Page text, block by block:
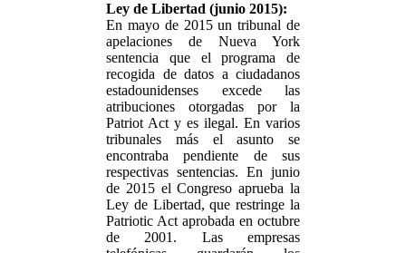
Ley de Libertad (junio 2015):
En mayo de 2015 un tribunal de
apelaciones de Nueva York
sentencia que el programa de
recogida de datos a ciudadanos
estadounidenses excede las
atribuciones otorgadas por la
Patriot Act y es ilegal. En varios
tribunales más el asunto se
encontraba pendiente de sus
respectivas sentencias. En junio
de 2015 el Congreso aprueba la
Ley de Libertad, que restringe la
Patriotic Act aprobada en octubre
de 2001. Las empresas